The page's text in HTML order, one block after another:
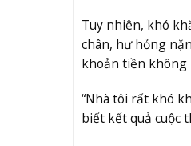
Tuy nhiên, khó
chân, hư hỏng
khoản tiền không
“Nhà tôi rất khó
biết kết quả cuộc